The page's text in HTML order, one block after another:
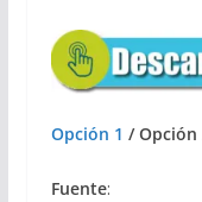
Opción 1 / Opción
Fuente: